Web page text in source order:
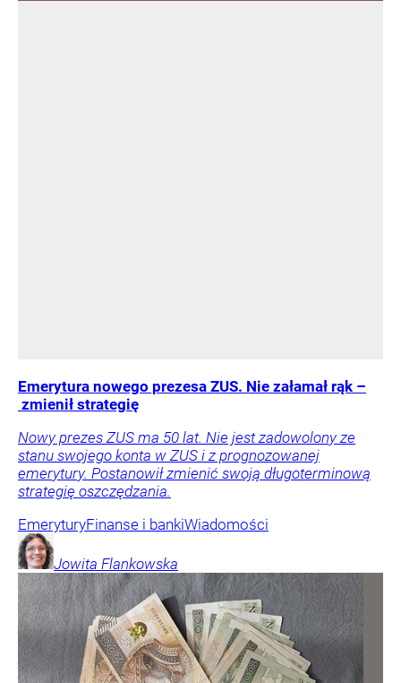
Emerytura nowego prezesa ZUS. Nie załamał rąk –
zmienił strategię
Nowy prezes ZUS ma 50 lat. Nie jest zadowolony ze
stanu swojego konta w ZUS i z prognozowanej
emerytury. Postanowił zmienić swoją długoterminową
strategię oszczędzania.
EmeryturyFinanse i bankiWiadomości
Jowita Flankowska